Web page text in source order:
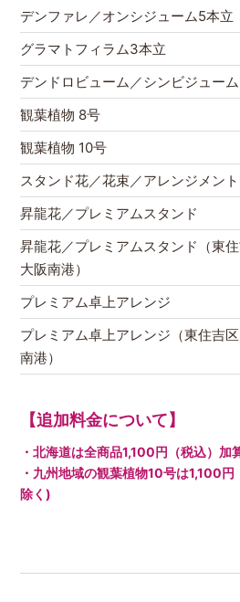
デンファレ／オンシジューム5本立
グラマトフィラム3本立
デンドロビューム／シンビジューム
観葉植物 8号
観葉植物 10号
スタンド花／花束／アレンジメント
昇龍花／プレミアムスタンド
昇龍花／プレミアムスタンド（東
大阪南港）
プレミアム卓上アレンジ
プレミアム卓上アレンジ（東住吉
南港）
【追加料金について】
・北海道は全商品1,100円（税込）加
・九州地域の観葉植物10号は1,100
除く)